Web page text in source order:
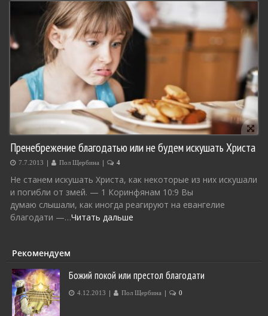
Пренебрежение благодатью или не будем искушать Христа
7.7.2013 | Пол Щербина | 4
Не станем искушать Христа, как некоторые из них искушали
и погибли от змей. — 1 Коринфянам 10:9 Вы
думаю слышали, как иногда реагируют на евангелие
благодати —…Читать дальше
Рекомендуем
Божий покой или престол благодати
4.12.2013 | Пол Щербина | 0